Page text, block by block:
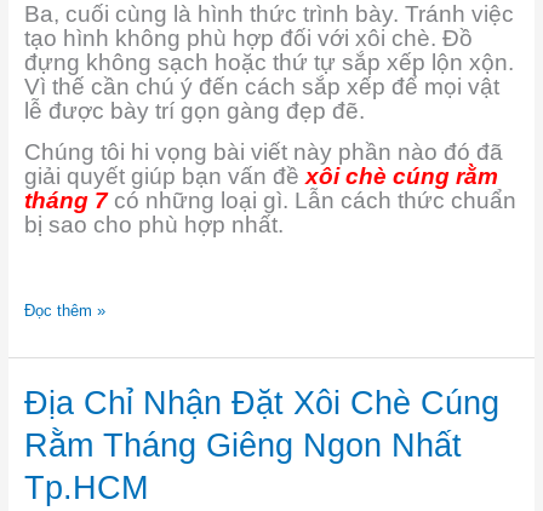
Ba, cuối cùng là hình thức trình bày. Tránh việc
tạo hình không phù hợp đối với xôi chè. Đồ
đựng không sạch hoặc thứ tự sắp xếp lộn xộn.
Vì thế cần chú ý đến cách sắp xếp để mọi vật
lễ được bày trí gọn gàng đẹp đẽ.
Chúng tôi hi vọng bài viết này phần nào đó đã
giải quyết giúp bạn vấn đề xôi chè cúng rằm
tháng 7có những loại gì. Lẫn cách thức chuẩn
bị sao cho phù hợp nhất.
Đọc thêm »
Địa Chỉ Nhận Đặt Xôi Chè Cúng
Rằm Tháng Giêng Ngon Nhất
Tp.HCM
Địa
Chỉ
Nhận
Đặt
Xôi
Chè